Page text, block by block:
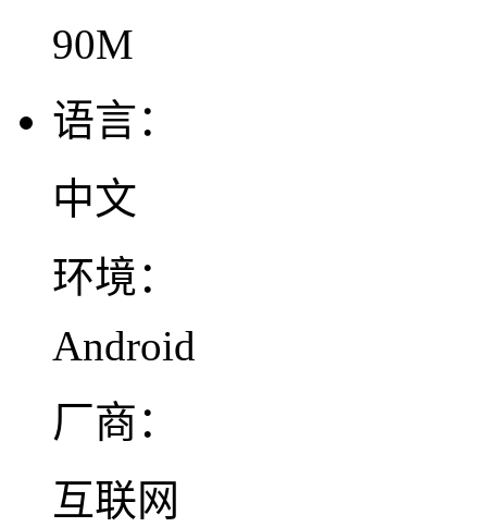
90M
语言：
中文
环境：
Android
厂商：
互联网